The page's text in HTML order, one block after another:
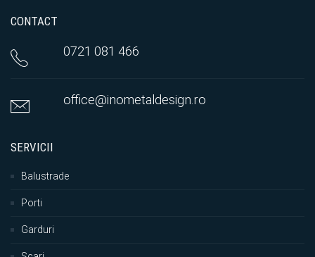
CONTACT
0721 081 466
office@inometaldesign.ro
SERVICII
Balustrade
Porti
Garduri